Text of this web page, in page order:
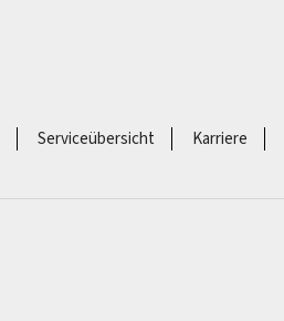
Serviceübersicht Karriere